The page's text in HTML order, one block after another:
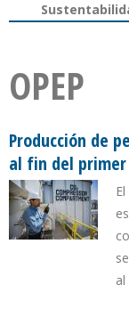
OPEP
Producción de
al fin del